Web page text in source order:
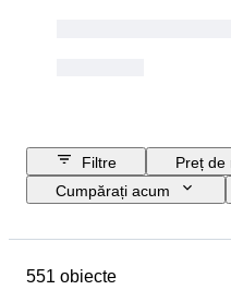
Filtre
Preț de
Cumpărați acum
Țara de Proveniență
551 obiecte